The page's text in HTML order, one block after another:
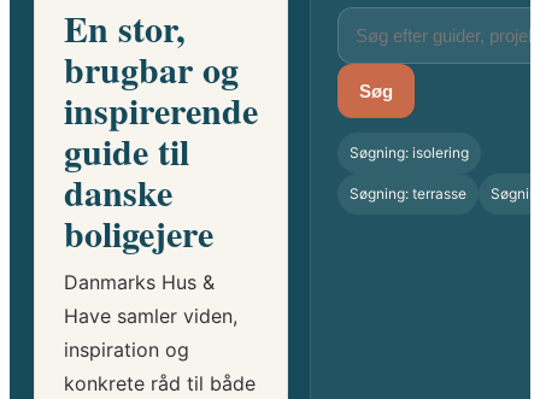
En stor,
brugbar og
inspirerende
guide til
danske
boligejere
Danmarks Hus &
Have samler viden,
inspiration og
konkrete råd til både
Søg
Søgning: isolering
Søgning: terrasse